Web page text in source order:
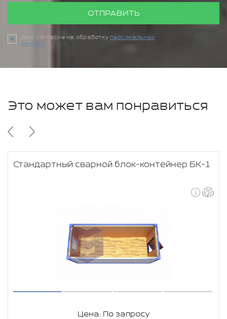
ОТПРАВИТЬ
Даю согласие на обработкуперсональных
данных
Это может вам понравиться
Стандартный сварной блок-контейнер БК-1
Цена: По запросу